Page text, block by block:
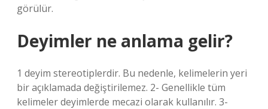
görülür.
Deyimler ne anlama gelir?
1 deyim stereotiplerdir. Bu nedenle, kelimelerin yeri
bir açıklamada değiştirilemez. 2- Genellikle tüm
kelimeler deyimlerde mecazi olarak kullanılır. 3-